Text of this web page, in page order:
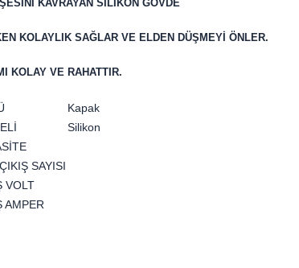
KAVRAYAN SİLİKON GÖVDE
KOLAYLIK SAĞLAR VE ELDEN DÜŞMEYİ ÖNLER.
KOLAY VE RAHATTIR.
Kapak
Silikon
SAYISI
VOLT
AMPER